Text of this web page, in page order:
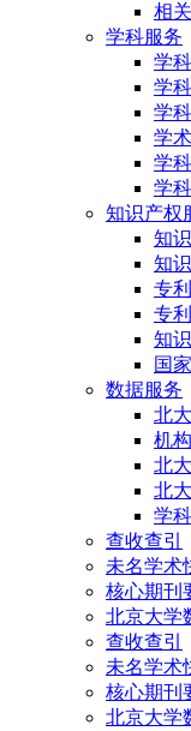
相
学科服务
学
学
学
学
学
学
知识产权
知
知
专
专
知
国
数据服务
北
机
北
北
学
查收查引
未名学术
核心期刊
北京大学
查收查引
未名学术
核心期刊
北京大学